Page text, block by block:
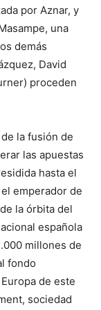
por Aznar, y
una
demás
David
proceden
la fusión de
las apuestas
hasta el
emperador de
la órbita del
española
millones de
fondo
de este
sociedad